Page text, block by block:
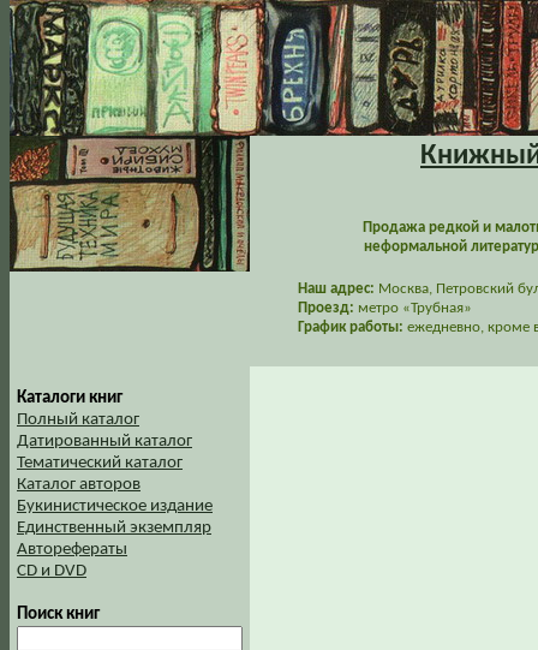
Книжный
Продажа редкой и
неформальной
Наш адрес: Москва, Петровский
Проезд: метро «Трубная»
График работы: ежедневно, кроме
Каталоги книг
Полный каталог
Датированный каталог
Тематический каталог
Каталог авторов
Букинистическое издание
Единственный экземпляр
Авторефераты
CD и DVD
Поиск книг